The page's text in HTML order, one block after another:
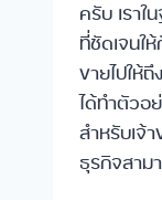
ครับ เราใ
ที่ชัดเจนใ
ขายไปให้
ได้ทำตัวอ
สำหรับเจ้
ธุรกิจสาม